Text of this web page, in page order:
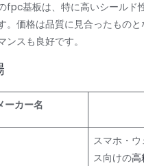
fpc基板は、特に高いシールド
。価格は品質に見合ったもの
ンスも良好です。
ーカー名
スマホ・
ス向けの高